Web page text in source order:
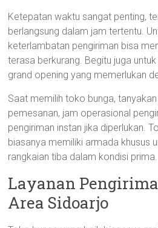
Ketepatan waktu sangat penting,
berlangsung dalam jam tertentu.
keterlambatan pengiriman bisa
terasa berkurang. Begitu juga
grand opening yang memerlukan
Saat memilih toko bunga,
pemesanan, jam operasional
pengiriman instan jika diperlukan.
biasanya memiliki armada khusus
rangkaian tiba dalam kondisi prima.
Layanan
Area Sidoarjo